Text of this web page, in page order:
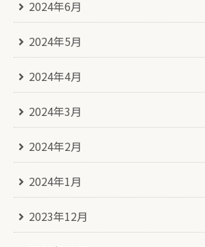
2024年6月
2024年5月
2024年4月
2024年3月
2024年2月
2024年1月
2023年12月